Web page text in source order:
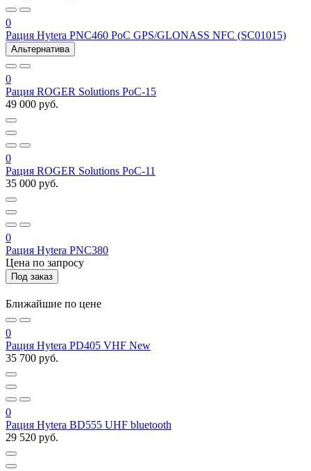
0
Рация Hytera PNC460 PoC GPS/GLONASS NFC (SC01015)
Альтернатива
0
Рация ROGER Solutions PoC-15
49 000 руб.
0
Рация ROGER Solutions PoC-11
35 000 руб.
0
Рация Hytera PNC380
Цена по запросу
Под заказ
Ближайшие по цене
0
Рация Hytera PD405 VHF New
35 700 руб.
0
Рация Hytera BD555 UHF bluetooth
29 520 руб.